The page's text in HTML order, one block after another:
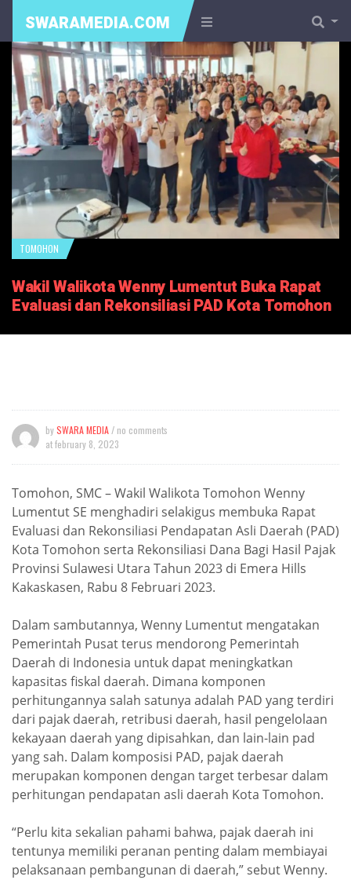
SWARAMEDIA.COM
TOMOHON
Wakil Walikota Wenny Lumentut Buka Rapat
Evaluasi dan Rekonsiliasi PAD Kota Tomohon
bySWARA MEDIA/ no comments
atfebruary 8, 2023
Tomohon, SMC – Wakil Walikota Tomohon Wenny
Lumentut SE menghadiri selakigus membuka Rapat
Evaluasi dan Rekonsiliasi Pendapatan Asli Daerah (PAD)
Kota Tomohon serta Rekonsiliasi Dana Bagi Hasil Pajak
Provinsi Sulawesi Utara Tahun 2023 di Emera Hills
Kakaskasen, Rabu 8 Februari 2023.
Dalam sambutannya, Wenny Lumentut mengatakan
Pemerintah Pusat terus mendorong Pemerintah
Daerah di Indonesia untuk dapat meningkatkan
kapasitas fiskal daerah. Dimana komponen
perhitungannya salah satunya adalah PAD yang terdiri
dari pajak daerah, retribusi daerah, hasil pengelolaan
kekayaan daerah yang dipisahkan, dan lain-lain pad
yang sah. Dalam komposisi PAD, pajak daerah
merupakan komponen dengan target terbesar dalam
perhitungan pendapatan asli daerah Kota Tomohon.
“Perlu kita sekalian pahami bahwa, pajak daerah ini
tentunya memiliki peranan penting dalam membiayai
pelaksanaan pembangunan di daerah,” sebut Wenny.